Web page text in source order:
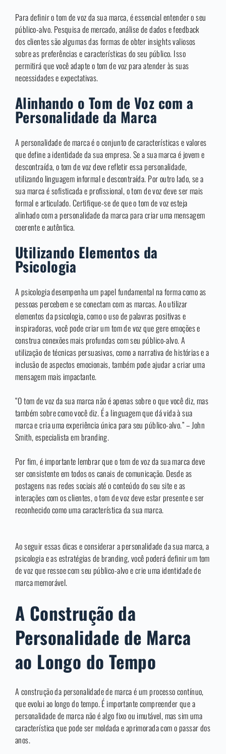
Para definir o tom de voz da sua marca, é essencial entender o seu
público-alvo. Pesquisa de mercado, análise de dados e feedback
dos clientes são algumas das formas de obter insights valiosos
sobre as preferências e características do seu público. Isso
permitirá que você adapte o tom de voz para atender às suas
necessidades e expectativas.
Alinhando o Tom de Voz com a
Personalidade da Marca
A personalidade de marca é o conjunto de características e valores
que define a identidade da sua empresa. Se a sua marca é jovem e
descontraída, o tom de voz deve refletir essa personalidade,
utilizando linguagem informal e descontraída. Por outro lado, se a
sua marca é sofisticada e profissional, o tom de voz deve ser mais
formal e articulado. Certifique-se de que o tom de voz esteja
alinhado com a personalidade da marca para criar uma mensagem
coerente e autêntica.
Utilizando Elementos da
Psicologia
A psicologia desempenha um papel fundamental na forma como as
pessoas percebem e se conectam com as marcas. Ao utilizar
elementos da psicologia, como o uso de palavras positivas e
inspiradoras, você pode criar um tom de voz que gere emoções e
construa conexões mais profundas com seu público-alvo. A
utilização de técnicas persuasivas, como a narrativa de histórias e a
inclusão de aspectos emocionais, também pode ajudar a criar uma
mensagem mais impactante.
“O tom de voz da sua marca não é apenas sobre o que você diz, mas
também sobre como você diz. É a linguagem que dá vida à sua
marca e cria uma experiência única para seu público-alvo.” – John
Smith, especialista em branding.
Por fim, é importante lembrar que o tom de voz da sua marca deve
ser consistente em todos os canais de comunicação. Desde as
postagens nas redes sociais até o conteúdo do seu site e as
interações com os clientes, o tom de voz deve estar presente e ser
reconhecido como uma característica da sua marca.
Ao seguir essas dicas e considerar a personalidade da sua marca, a
psicologia e as estratégias de branding, você poderá definir um tom
de voz que ressoe com seu público-alvo e crie uma identidade de
marca memorável.
A Construção da
Personalidade de Marca
ao Longo do Tempo
A construção da personalidade de marca é um processo contínuo,
que evolui ao longo do tempo. É importante compreender que a
personalidade de marca não é algo fixo ou imutável, mas sim uma
característica que pode ser moldada e aprimorada com o passar dos
anos.